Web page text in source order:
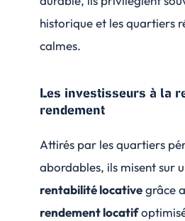
historique et les quartiers
calmes.
Les investisseurs à la
rendement
Attirés par les quartiers
abordables, ils misent sur
rentabilité locativegrâce
rendement locatif